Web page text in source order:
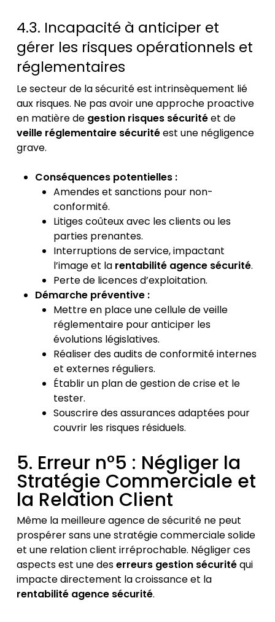
4.3. Incapacité à anticiper et
gérer les risques opérationnels et
réglementaires
Le secteur de la sécurité est intrinsèquement lié
aux risques. Ne pas avoir une approche proactive
en matière de gestion risques sécuritéet de
veille réglementaire sécuritéest une négligence
grave.
Conséquences potentielles :
Amendes et sanctions pour non-
conformité.
Litiges coûteux avec les clients ou les
parties prenantes.
Interruptions de service, impactant
l’image et la rentabilité agence sécurité.
Perte de licences d’exploitation.
Démarche préventive :
Mettre en place une cellule de veille
réglementaire pour anticiper les
évolutions législatives.
Réaliser des audits de conformité internes
et externes réguliers.
Établir un plan de gestion de crise et le
tester.
Souscrire des assurances adaptées pour
couvrir les risques résiduels.
5. Erreur n°5 : Négliger la
Stratégie Commerciale et
la Relation Client
Même la meilleure agence de sécurité ne peut
prospérer sans une stratégie commerciale solide
et une relation client irréprochable. Négliger ces
aspects est une deserreurs gestion sécuritéqui
impacte directement la croissance et la
rentabilité agence sécurité.